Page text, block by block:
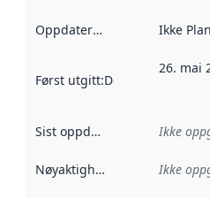
Oppdateringsfrekvens :
Ikke
Først utgitt:Denne datoen
26. mai
Sist oppdatert Ikke
Nøyaktighet Ikke